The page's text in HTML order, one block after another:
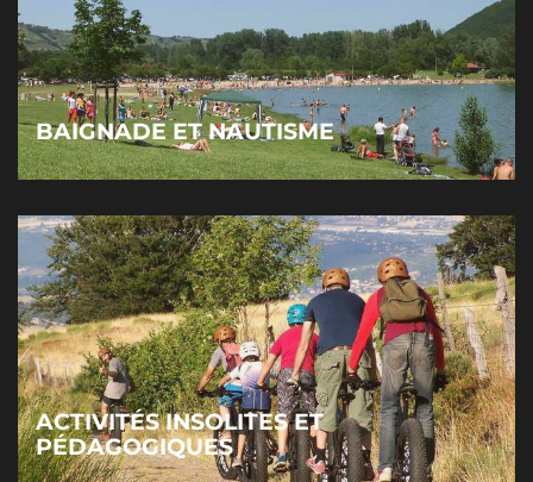
BAIGNADE ET NAUTISME
ACTIVITÉS INSOLITES ET
PÉDAGOGIQUES